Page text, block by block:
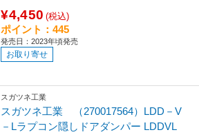
¥4,450 (税込)
ポイント：445
発売日：2023年頃発売
お取り寄せ
スガツネ工業
スガツネ工業 （270017564）LDD－V
－Lラプコン隠しドアダンパー LDDVL